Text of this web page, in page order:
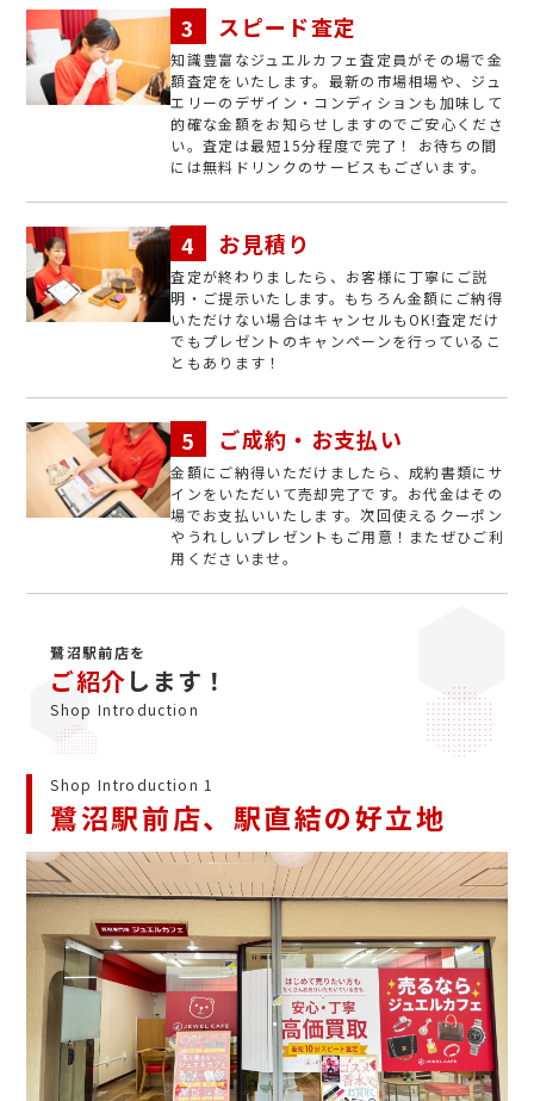
スピード査定
知識豊富なジュエルカフェ査定員がその場で金
額査定をいたします。最新の市場相場や、ジュ
エリーのデザイン・コンディションも加味して
的確な金額をお知らせしますのでご安心くださ
い。査定は最短15分程度で完了！ お待ちの間
には無料ドリンクのサービスもございます。
お見積り
査定が終わりましたら、お客様に丁寧にご説
明・ご提示いたします。もちろん金額にご納得
いただけない場合はキャンセルもOK!査定だけ
でもプレゼントのキャンペーンを行っているこ
ともあります！
ご成約・お支払い
金額にご納得いただけましたら、成約書類にサ
インをいただいて売却完了です。お代金はその
場でお支払いいたします。次回使えるクーポン
やうれしいプレゼントもご用意！またぜひご利
用くださいませ。
鷺沼駅前店を
ご紹介します！
Shop Introduction
Shop Introduction 1
鷺沼駅前店、駅直結の好立地